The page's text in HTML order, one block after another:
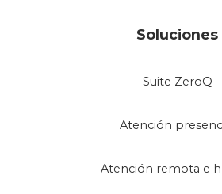
Soluciones
Suite ZeroQ
Atención
Atención remota e